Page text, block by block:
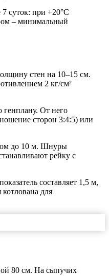
суток: при +20°С
– минимальный
стен на 10–15 см.
2 кг/см²
От него
сторон 3:4:5) или
до 10 м. Шнуры
рейку с
составляет 1,5 м,
для
80 см. На сыпучих